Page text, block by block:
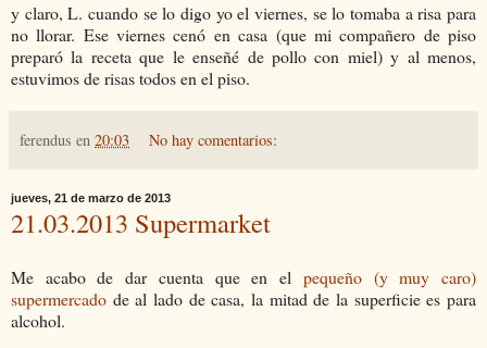
y claro, L. cuando se lo digo yo el viernes, se lo tomaba a risa para
no llorar. Ese viernes cenó en casa (que mi compañero de piso
preparó la receta que le enseñé de pollo con miel) y al menos,
estuvimos de risas todos en el piso.
ferendus en 20:03 No hay comentarios:
jueves, 21 de marzo de 2013
21.03.2013 Supermarket
Me acabo de dar cuenta que en el pequeño (y muy caro)
supermercado de al lado de casa, la mitad de la superficie es para
alcohol.